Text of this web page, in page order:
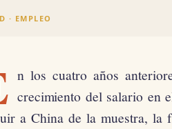
· EMPLEO
n los cuatro años
crecimiento del salario en
a China de la muestra, la